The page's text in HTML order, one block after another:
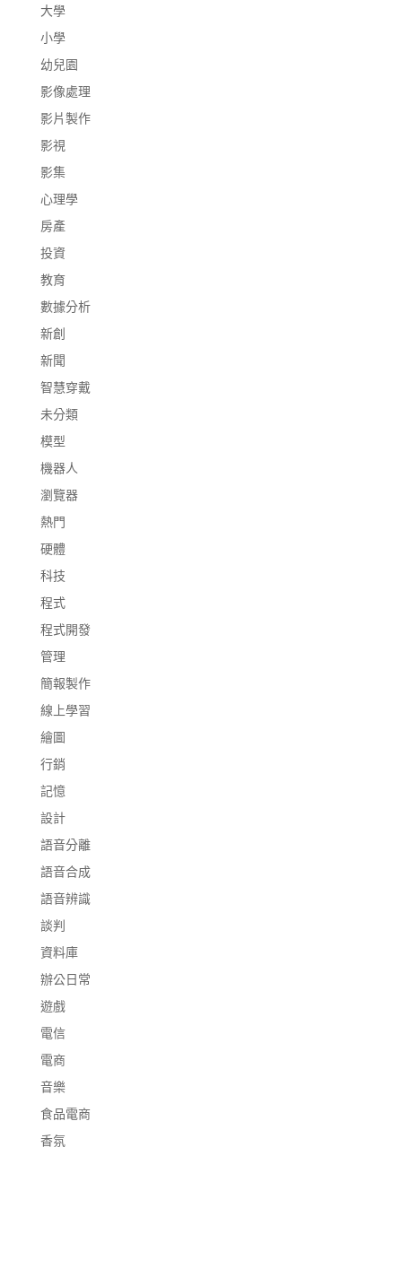
大學
小學
幼兒園
影像處理
影片製作
影視
影集
心理學
房產
投資
教育
數據分析
新創
新聞
智慧穿戴
未分類
模型
機器人
瀏覽器
熱門
硬體
科技
程式
程式開發
管理
簡報製作
線上學習
繪圖
行銷
記憶
設計
語音分離
語音合成
語音辨識
談判
資料庫
辦公日常
遊戲
電信
電商
音樂
食品電商
香氛